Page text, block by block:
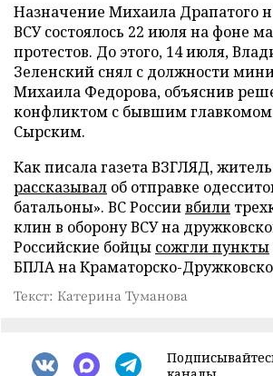
Назначение Михаила Драпатого
ВСУ состоялось 22 июля на фоне
протестов. До этого, 14 июля,
Зеленский снял с должности
Михаила Федорова, объяснив
конфликтом с бывшим
Сырским.
Как писала газета ВЗГЛЯД,
рассказывал об отправке
батальоны». ВС Россиивбили
клин в оборону ВСУ на
Российские бойцы сожгли пункты
БПЛА на Краматорско-
Текст: Катерина Туманова